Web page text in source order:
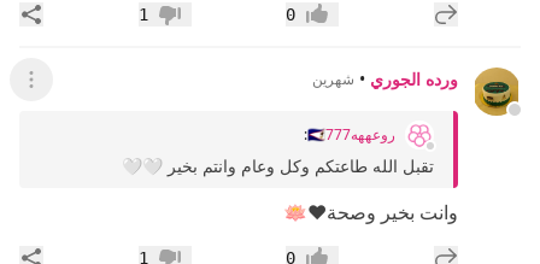
إضافة رد جديد إعجاب0 عدم إعجاب
1
ورده الجوري • شهرين عرض
روعههه🇸🇦777 :
تقبل الله طاعتكم وكل وعام وانتم بخير 🤍🤍
وانت بخير وصحة❤️🪷
إضافة رد جديد 0
1